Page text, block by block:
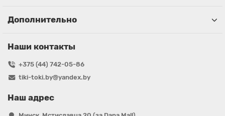
Дополнительно
Наши контакты
+375 (44) 742-05-86
tiki-toki.by@yandex.by
Наш адрес